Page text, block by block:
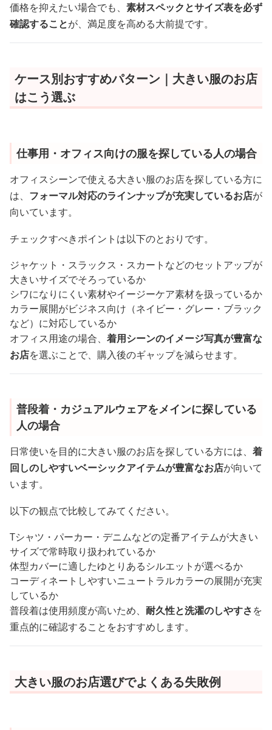
価格を抑えたい場合でも、 素材スペックとサイズ表を必ず
確認することが、満足度を高める大前提です。
ケース別おすすめパターン｜大きい服のお店
はこう選ぶ
仕事用・オフィス向けの服を探している人の場合
オフィスシーンで使える大きい服のお店を探している方に
は、 フォーマル対応のラインナップが充実しているお店が
向いています。
チェックすべきポイントは以下のとおりです。
ジャケット・スラックス・スカートなどのセットアップが
大きいサイズでそろっているか
シワになりにくい素材やイージーケア素材を扱っているか
カラー展開がビジネス向け（ネイビー・グレー・ブラック
など）に対応しているか
オフィス用途の場合、 着用シーンのイメージ写真が豊富な
お店を選ぶことで、購入後のギャップを減らせます。
普段着・カジュアルウェアをメインに探している
人の場合
日常使いを目的に大きい服のお店を探している方には、 着
回しのしやすいベーシックアイテムが豊富なお店が向いて
います。
以下の観点で比較してみてください。
Tシャツ・パーカー・デニムなどの定番アイテムが大きい
サイズで常時取り扱われているか
体型カバーに適したゆとりあるシルエットが選べるか
コーディネートしやすいニュートラルカラーの展開が充実
しているか
普段着は使用頻度が高いため、 耐久性と洗濯のしやすさを
重点的に確認することをおすすめします。
大きい服のお店選びでよくある失敗例